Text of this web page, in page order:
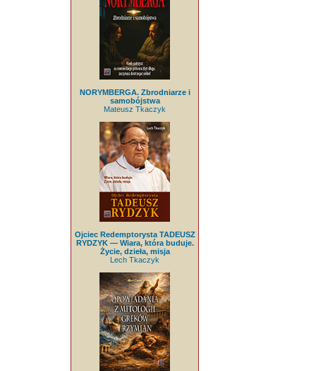
NORYMBERGA. Zbrodniarze i
samobójstwa
Mateusz Tkaczyk
Ojciec Redemptorysta TADEUSZ
RYDZYK — Wiara, która buduje.
Życie, dzieła, misja
Lech Tkaczyk